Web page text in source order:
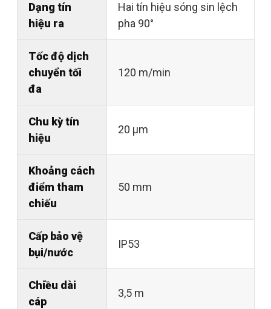
Dạng tín
hiệu ra
Hai tín hiệu sóng sin lệch
pha 90°
Tốc độ dịch
chuyển tối
đa
120 m/min
Chu kỳ tín
hiệu
20 µm
Khoảng cách
điểm tham
chiếu
50 mm
Cấp bảo vệ
bụi/nước
IP53
Chiều dài
cáp
3,5 m